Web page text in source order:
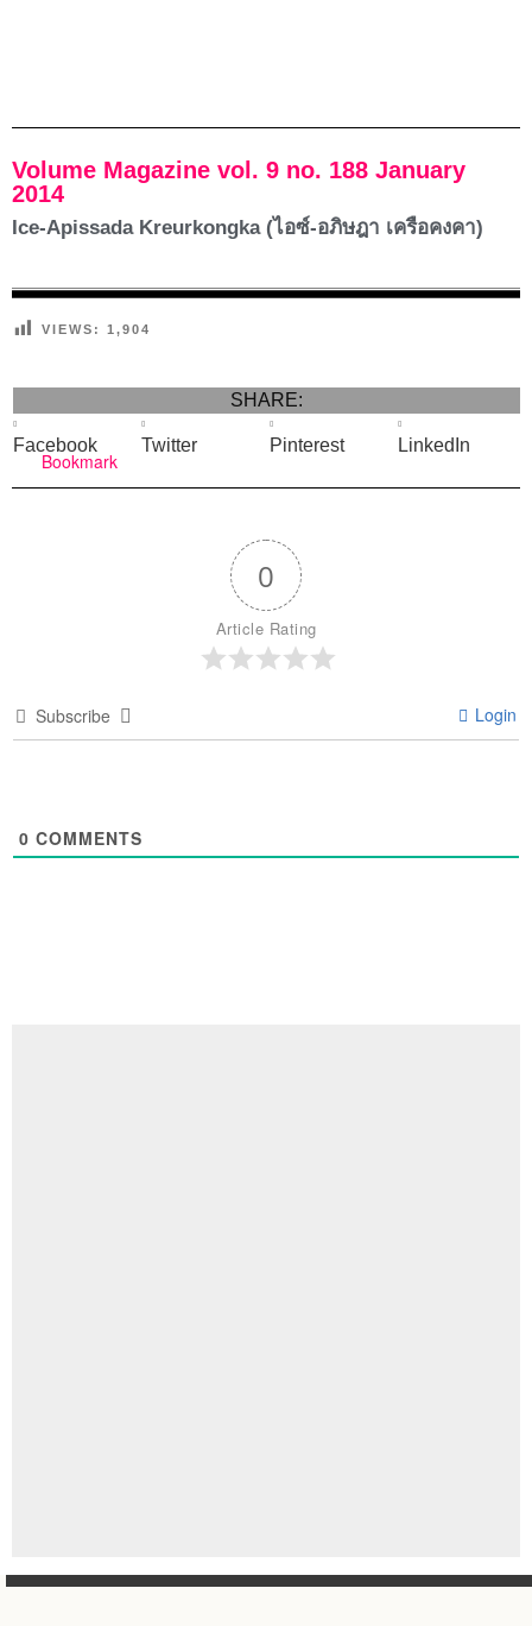
Volume Magazine vol. 9 no. 188 January
2014
Ice-Apissada Kreurkongka (ไอซ์-อภิษฎา เครือคงคา)
VIEWS: 1,904
SHARE:
Facebook Twitter Pinterest LinkedIn
Bookmark
0
Article Rating
Subscribe Login
0 COMMENTS